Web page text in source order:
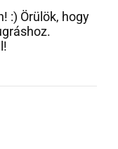
:) Örülök, hogy